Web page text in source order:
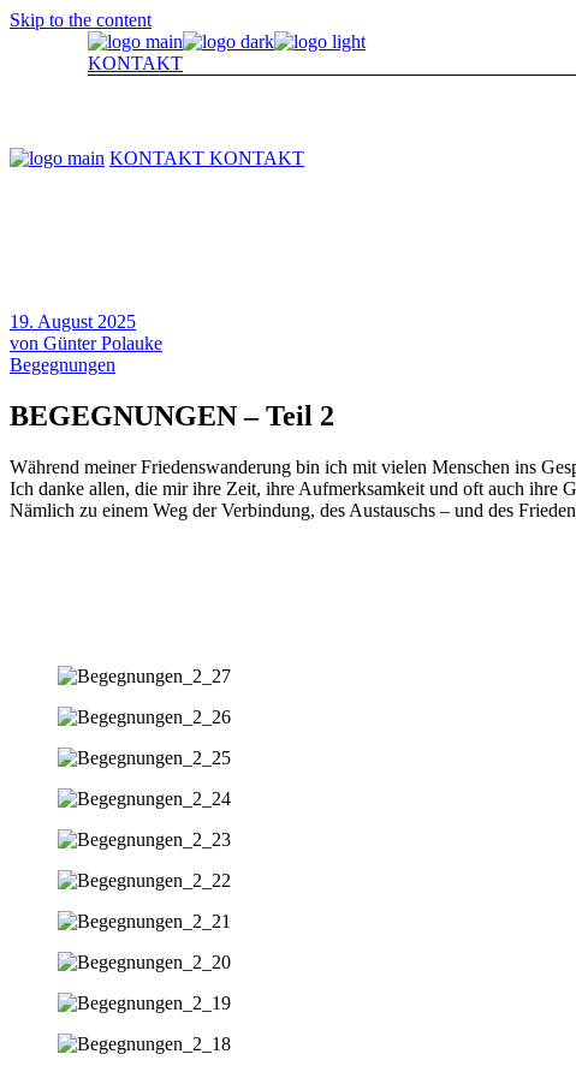
Skip to the content
19. August 2025
von Günter Polauke
Begegnungen
BEGEGNUNGEN – Teil 2
Während meiner Friedenswanderung bin ich mit vielen Menschen ins
Ich danke allen, die mir ihre Zeit, ihre Aufmerksamkeit und oft auch ihre
Nämlich zu einem Weg der Verbindung, des Austauschs – und des